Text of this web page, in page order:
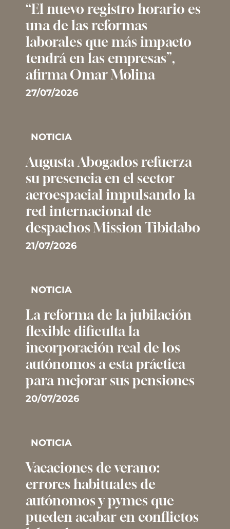
“El nuevo registro horario es
una de las reformas
laborales que más impacto
tendrá en las empresas”,
afirma Omar Molina
27/07/2026
NOTICIA
Augusta Abogados refuerza
su presencia en el sector
aeroespacial impulsando la
red internacional de
despachos Mission Tibidabo
21/07/2026
NOTICIA
La reforma de la jubilación
flexible dificulta la
incorporación real de los
autónomos a esta práctica
para mejorar sus pensiones
20/07/2026
NOTICIA
Vacaciones de verano:
errores habituales de
autónomos y pymes que
pueden acabar en conflictos